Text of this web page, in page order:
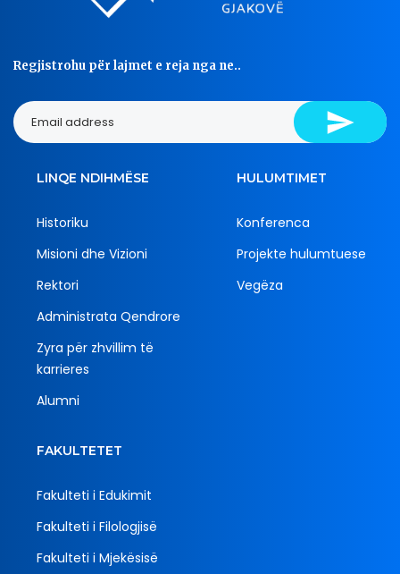
Regjistrohu për lajmet e reja nga ne..
LINQE NDIHMËSE
Historiku
Misioni dhe Vizioni
Rektori
Administrata Qendrore
Zyra për zhvillim të
karrieres
Alumni
HULUMTIMET
Konferenca
Projekte hulumtuese
Vegëza
FAKULTETET
Fakulteti i Edukimit
Fakulteti i Filologjisë
Fakulteti i Mjekësisë